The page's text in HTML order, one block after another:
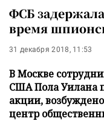
ФСБ
время
31 декабря 2018, 11:53
В Москве
США Пола Уилана
акции,
центр